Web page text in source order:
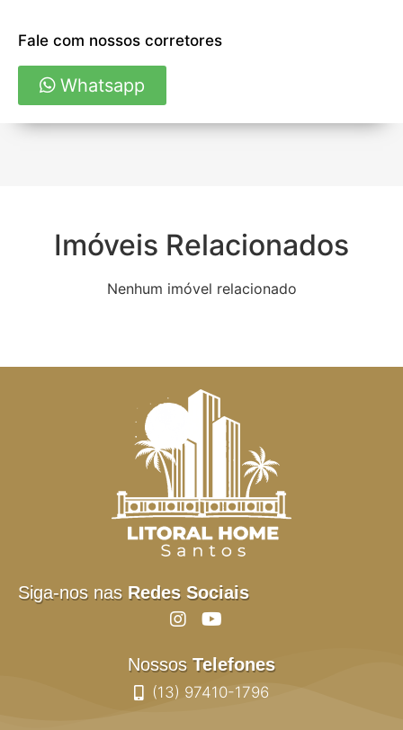
Fale com nossos corretores
Whatsapp
Imóveis Relacionados
Nenhum imóvel relacionado
Siga-nos nas Redes Sociais
Nossos Telefones
(13) 97410-1796